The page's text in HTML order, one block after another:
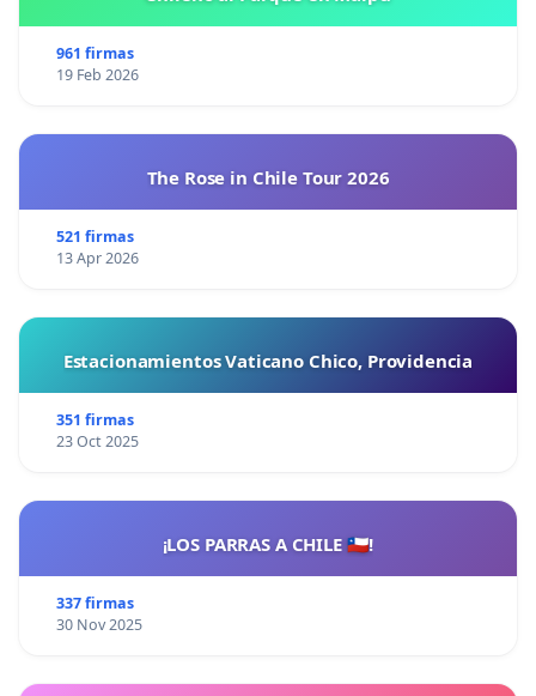
961 firmas
19 Feb 2026
The Rose in Chile Tour 2026
521 firmas
13 Apr 2026
Estacionamientos Vaticano Chico, Providencia
351 firmas
23 Oct 2025
¡LOS PARRAS A CHILE 🇨🇱!
337 firmas
30 Nov 2025